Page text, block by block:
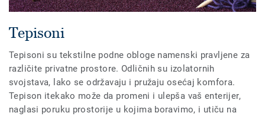
Tepisoni
Tepisoni su tekstilne podne obloge namenski pravljene za
različite privatne prostore. Odličnih su izolatornih
svojstava, lako se održavaju i pružaju osećaj komfora.
Tepison itekako može da promeni i ulepša vaš enterijer,
naglasi poruku prostorije u kojima boravimo, i utiču na